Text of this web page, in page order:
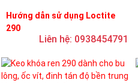
Hướng dẫn sử dụng Loctite
290
Liên hệ: 0938454791